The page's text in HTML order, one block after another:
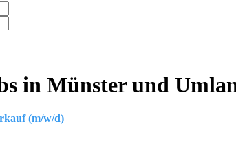
in Münster und
(m/w/d)